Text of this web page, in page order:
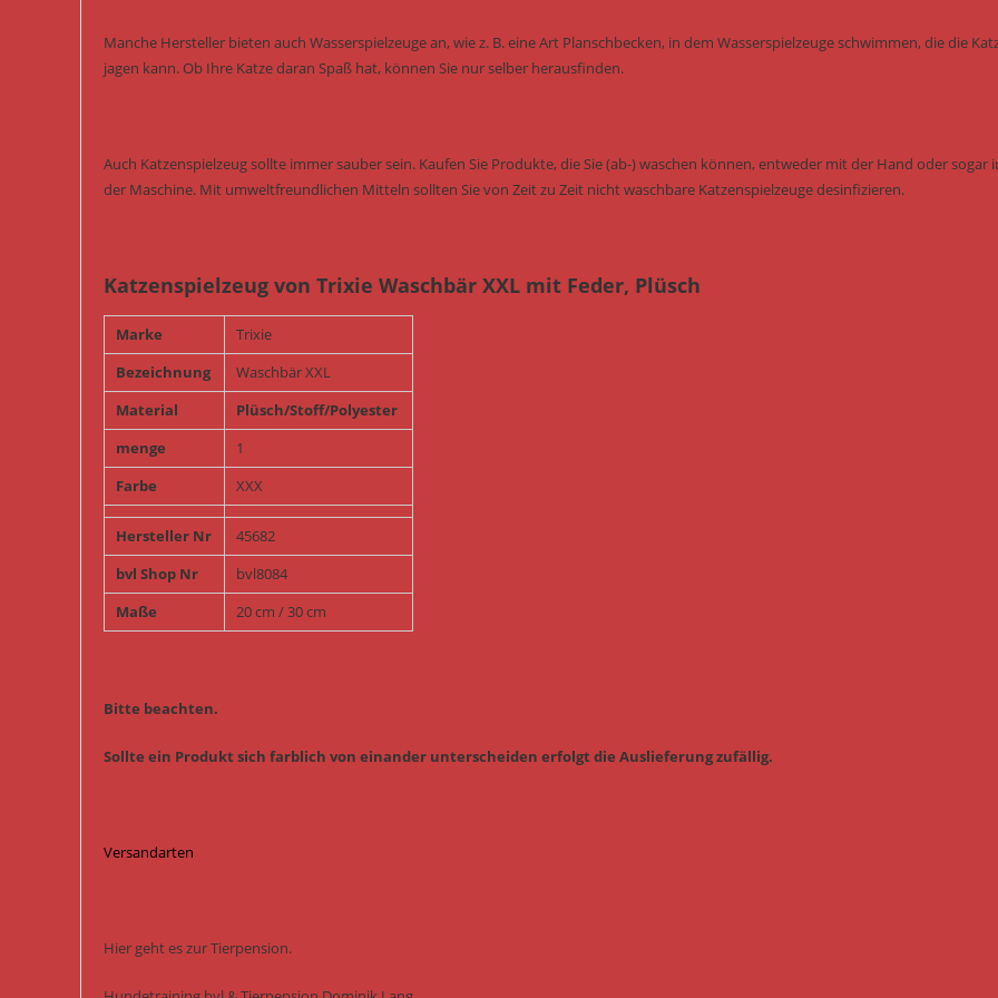
Manche Hersteller bieten auch Wasserspielzeuge an, wie z. B. eine Art Planschbecken, in dem Wasserspielzeuge schwimmen, die die
jagen kann. Ob Ihre Katze daran Spaß hat, können Sie nur selber herausfinden.
Auch Katzenspielzeug sollte immer sauber sein. Kaufen Sie Produkte, die Sie (ab-) waschen können, entweder mit der Hand oder sogar
der Maschine. Mit umweltfreundlichen Mitteln sollten Sie von Zeit zu Zeit nicht waschbare Katzenspielzeuge desinfizieren.
Katzenspielzeug von Trixie Waschbär XXL mit Feder, Plüsch
Marke
Trixie
Bezeichnung
Waschbär XXL
Material
Plüsch/Stoff/Polyester
menge
1
Farbe
XXX
Hersteller Nr
45682
bvl Shop Nr
bvl8084
Maße
20 cm / 30 cm
Bitte beachten.
Sollte ein Produkt sich farblich von einander unterscheiden erfolgt die Auslieferung zufällig.
Versandarten
Hier geht es zur Tierpension.